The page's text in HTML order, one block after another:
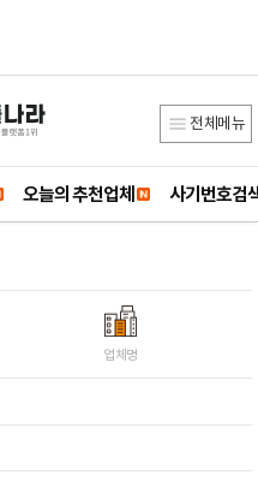
전체메뉴
오늘의 추천업체 사기번호검
업체명